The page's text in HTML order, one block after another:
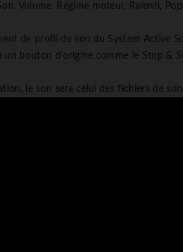
Volume, Régime moteur, Ralenti,
de profil de son du System Active
bouton d'origine comme le Stop &
le son sera celui des fichiers de